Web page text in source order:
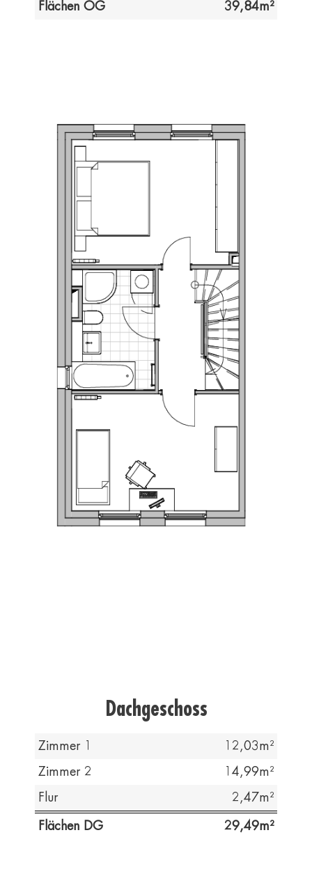
Flächen OG 39,84
Dachgeschoss
Zimmer 1 12,03
Zimmer 2 14,99
Flur 2,47
Flächen DG 29,49